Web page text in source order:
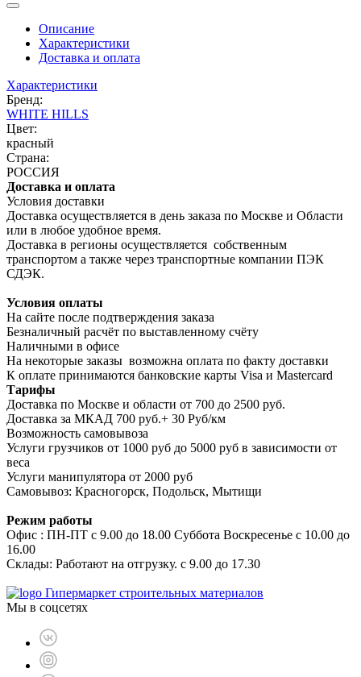
Описание
Характеристики
Доставка и оплата
Характеристики
Бренд:
WHITE HILLS
Цвет:
красный
Страна:
РОССИЯ
Доставка и оплата
Условия доставки
Доставка осуществляется в день заказа по Москве и Области
или в любое удобное время.
Доставка в регионы осуществляется собственным
транспортом а также через транспортные компании ПЭК
СДЭК.
Условия оплаты
На сайте после подтверждения заказа
Безналичный расчёт по выставленному счёту
Наличными в офисе
На некоторые заказы возможна оплата по факту доставки
К оплате принимаются банковские карты Visa и Masterсard
Тарифы
Доставка по Москве и области от 700 до 2500 руб.
Доставка за МКАД 700 руб.+ 30 Руб/км
Возможность самовывоза
Услуги грузчиков от 1000 руб до 5000 руб в зависимости от
веса
Услуги манипулятора от 2000 руб
Самовывоз: Красногорск, Подольск, Мытищи
Режим работы
Офис : ПН-ПТ с 9.00 до 18.00 Суббота Воскресенье с 10.00 до
16.00
Склады: Работают на отгрузку. с 9.00 до 17.30
Гипермаркет строительных материалов
Мы в соцсетях